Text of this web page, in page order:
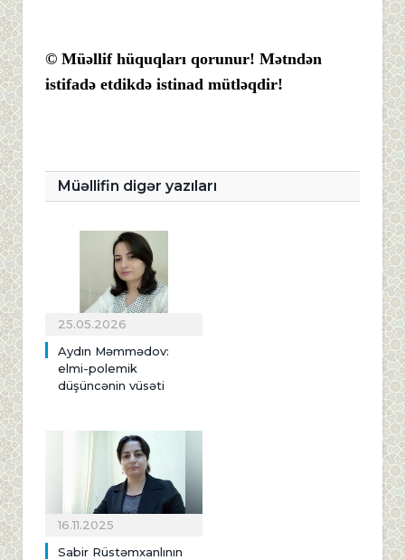
© Müəllif hüquqları qorunur! Mətndən
istifadə etdikdə istinad mütləqdir!
Müəllifin digər yazıları
25.05.2026
Aydın Məmmədov:
elmi-polemik
düşüncənin vüsəti
16.11.2025
Sabir Rüstəmxanlının